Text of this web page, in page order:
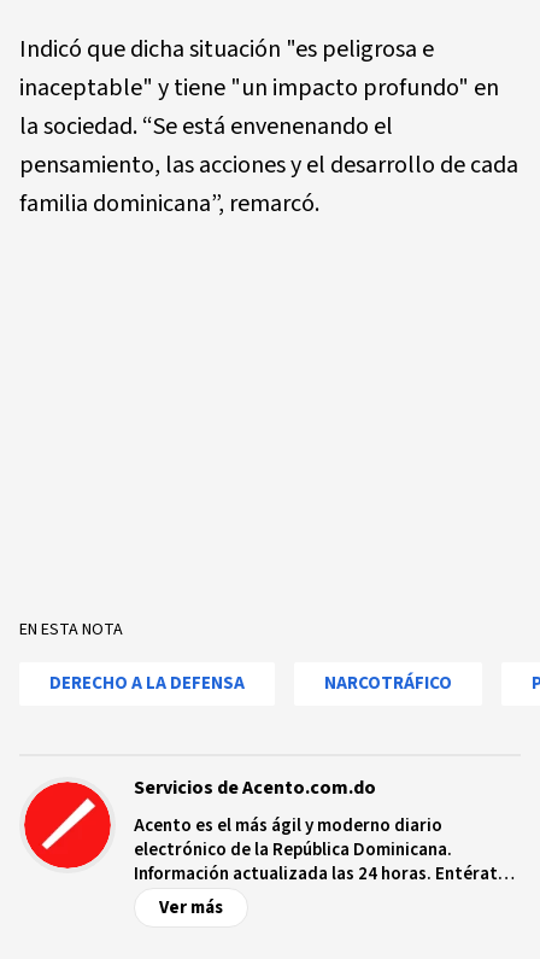
Indicó que dicha situación "es peligrosa e
inaceptable" y tiene "un impacto profundo" en
la sociedad. “Se está envenenando el
pensamiento, las acciones y el desarrollo de cada
familia dominicana”, remarcó.
EN ESTA NOTA
DERECHO A LA DEFENSA NARCOTRÁFICO
Servicios de Acento.com.do
Acento es el más ágil y moderno diario
electrónico de la República Dominicana.
Información actualizada las 24 horas. Entérate
de las noticias y sucesos más importantes a
nivel nacional e internacional, videos y fotos
Ver más